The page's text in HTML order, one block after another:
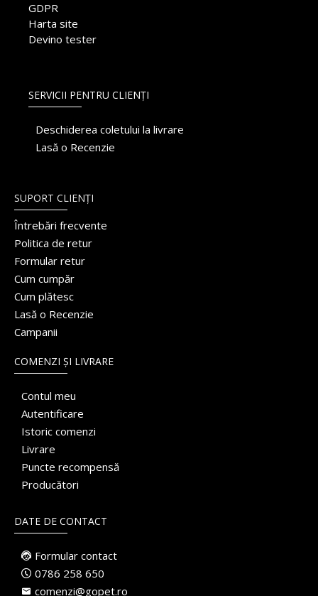
GDPR
Harta site
Devino tester
SERVICII PENTRU CLIENȚI
Deschiderea coletului la livrare
Lasă o Recenzie
SUPORT CLIENȚI
Întrebări frecvente
Politica de retur
Formular retur
Cum cumpăr
Cum plătesc
Lasă o Recenzie
Campanii
COMENZI ȘI LIVRARE
Contul meu
Autentificare
Istoric comenzi
Livrare
Puncte recompensă
Producători
DATE DE CONTACT
Formular contact
0786 258 650
comenzi@gopet.ro